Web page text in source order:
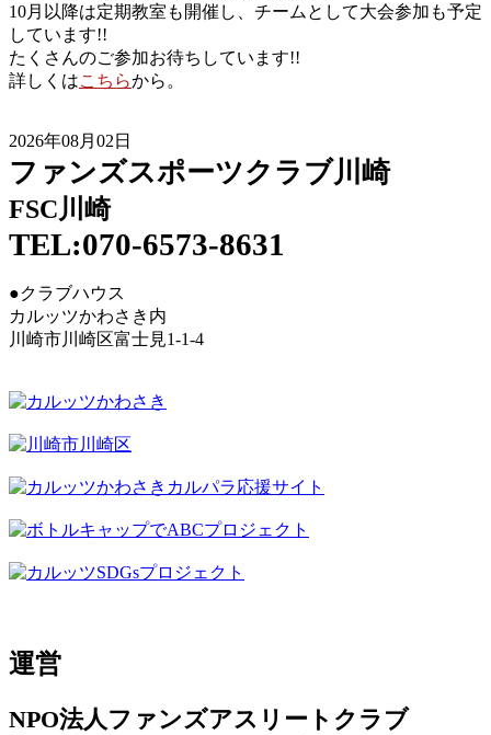
10月以降は定期教室も開催し、チームとして大会参加も予定
しています!!
たくさんのご参加お待ちしています!!
詳しくはこちらから。
2026年08月02日
ファンズスポーツクラブ川崎
FSC川崎
TEL:070-6573-8631
●クラブハウス
カルッツかわさき内
川崎市川崎区富士見1-1-4
運営
NPO法人ファンズアスリートクラブ